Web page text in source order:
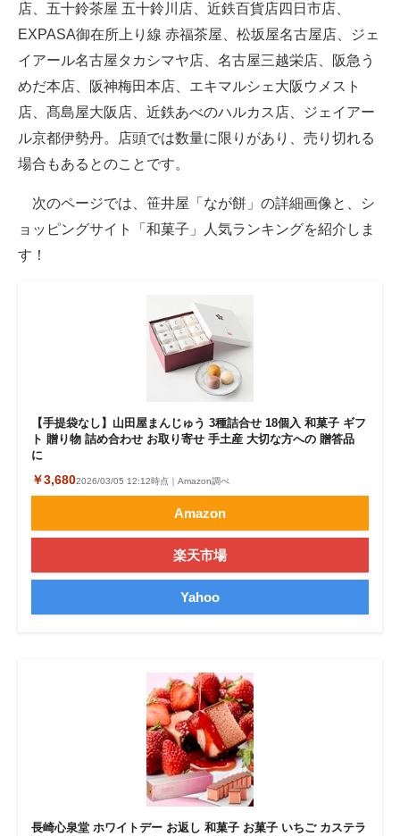
店、五十鈴茶屋 五十鈴川店、近鉄百貨店四日市店、
EXPASA御在所上り線 赤福茶屋、松坂屋名古屋店、ジェ
イアール名古屋タカシマヤ店、名古屋三越栄店、阪急う
めだ本店、阪神梅田本店、エキマルシェ大阪ウメスト
店、髙島屋大阪店、近鉄あべのハルカス店、ジェイアー
ル京都伊勢丹。店頭では数量に限りがあり、売り切れる
場合もあるとのことです。
次のページでは、笹井屋「なが餅」の詳細画像と、シ
ョッピングサイト「和菓子」人気ランキングを紹介しま
す！
【手提袋なし】山田屋まんじゅう 3種詰合せ 18個入 和菓子 ギフ
ト 贈り物 詰め合わせ お取り寄せ 手土産 大切な方への 贈答品
に
￥3,6802026/03/05 12:12時点｜Amazon調べ
Amazon
楽天市場
Yahoo
長崎心泉堂 ホワイトデー お返し 和菓子 お菓子 いちご カステラ